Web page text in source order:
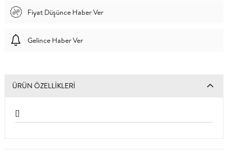
Fiyat Düşünce Haber Ver
Gelince Haber Ver
ÜRÜN ÖZELLIKLERI
[]